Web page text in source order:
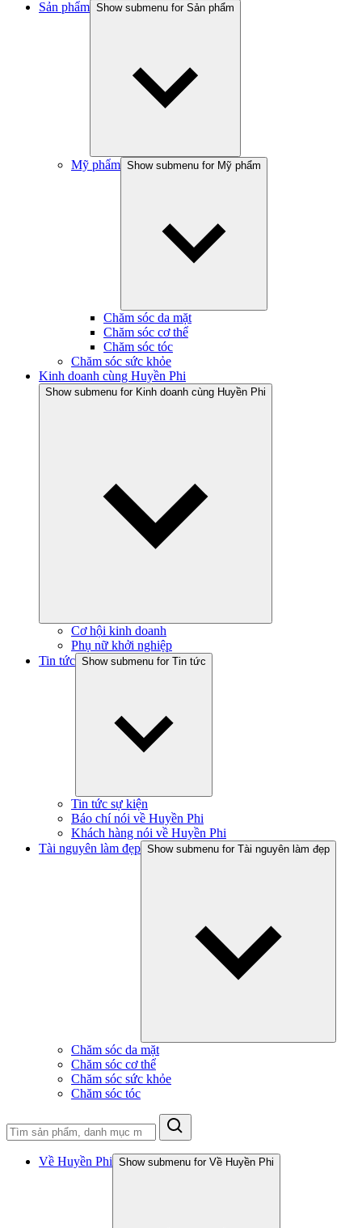
Sản phẩm Show submenu for Sản phẩm
Mỹ phẩm Show submenu for Mỹ phẩm
Chăm sóc da mặt
Chăm sóc cơ thể
Chăm sóc tóc
Chăm sóc sức khỏe
Kinh doanh cùng Huyền Phi
Show submenu for Kinh doanh cùng Huyền Phi
Cơ hội kinh doanh
Phụ nữ khởi nghiệp
Tin tức Show submenu for Tin tức
Tin tức sự kiện
Báo chí nói về Huyền Phi
Khách hàng nói về Huyền Phi
Tài nguyên làm đẹp Show submenu for Tài nguyên làm đẹp
Chăm sóc da mặt
Chăm sóc cơ thể
Chăm sóc sức khỏe
Chăm sóc tóc
Về Huyền Phi Show submenu for Về Huyền Phi